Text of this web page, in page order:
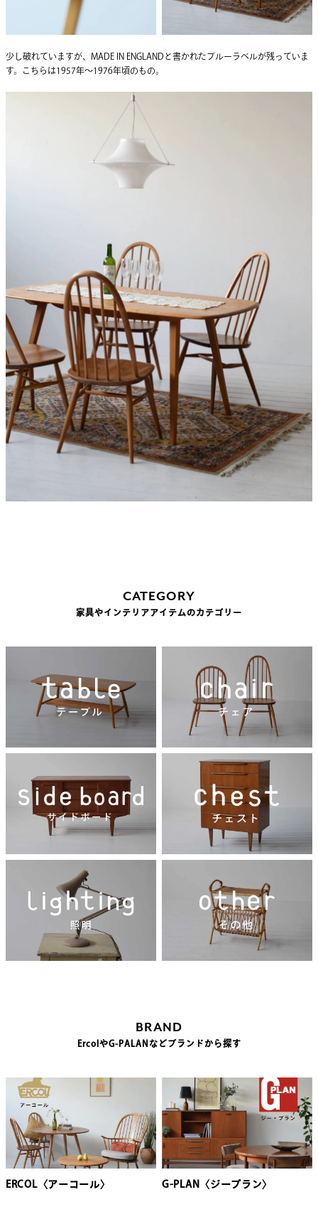
少し破れていますが、MADE IN ENGLANDと書かれたブルーラベルが残っていま
す。こちらは1957年〜1976年頃のもの。
CATEGORY
家具やインテリアアイテムのカテゴリー
BRAND
ErcolやG-PALANなどブランドから探す
ERCOL〈アーコール〉 G-PLAN〈ジープラン〉